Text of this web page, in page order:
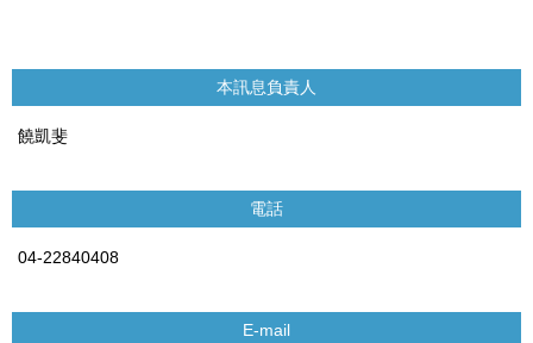
本訊息負責人
饒凱斐
電話
04-22840408
E-mail